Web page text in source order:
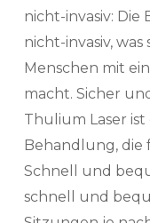
nicht-invasiv:
nicht-invasiv,
Menschen mit
macht. Sicher
Thulium Laser
Behandlung, die
Schnell und
schnell und